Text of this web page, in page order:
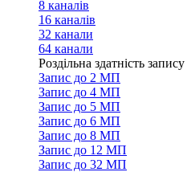
8 каналів
16 каналів
32 канали
64 канали
Роздільна здатність запису
Запис до 2 МП
Запис до 4 МП
Запис до 5 МП
Запис до 6 МП
Запис до 8 МП
Запис до 12 МП
Запис до 32 МП